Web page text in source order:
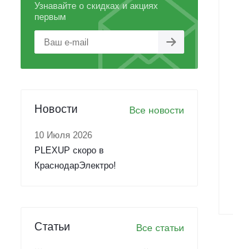
Узнавайте о скидках и акциях
первым
Новости Все новости
10 Июля 2026
PLEXUP скоро в
КраснодарЭлектро!
Статьи Все статьи